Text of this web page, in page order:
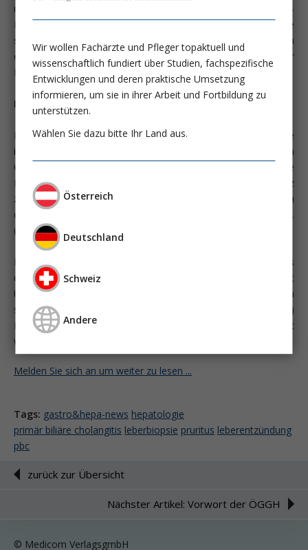
und Therapiealgorithmen hat sich das Management von PBC-
Patient:innen zuletzt deutlich weiterentwickelt. Dies spiegelte
sich auch im heurigen EASL-Kongress in Amsterdam durch
eine Reihe von wissenschaftlichen Beiträgen und prominenter
Positionierung der PBC im Postgraduate Course wider.
Epidemiologie, Diagnose und klinische Präsentation
Die primär biliäre Cholangitis (PBC) ist eine progressive
immun-mediierte destruierende Cholangitis der kleinen
Gallenwege. Epidemiologisch handelt sich um eine seltene
Erkrankung mit einer geographisch unterschiedlichen Prävalenz
zwischen 10 und 40/100.000 und einem Altersgipfel zwischen
dem 40. und 60. Lebensjahr; in 90% der Fälle erkranken Frauen.
(1)
Die genaue Ätiologie und Pathogenese der Erkrankung ist bis
dato nicht bekannt, eine mögliche Assoziation mit
Umweltfaktoren, unterschiedlichen Triggern, dem Mikrobiom
sowie eine genetische Prädisposition werden diskutiert. (2,3)
Die Diagnose der primär biliären Cholangitis kann gestellt
werden, wenn zwei der folgenden drei Kriterien erfüllt sind:
Melden Sie sich an um weiter zu lesen ...
Tags: gastro&hepa-news hepatologie
primär biliäre cholangitis leberbiopsie pruritus leberentzündung
pbc
zurück zur Übersicht
Nächster Artikel: Vorwort der ÖGGH
© Medicom VerlagsgmbH
Wir wollen Fachärzte und Pfleger topaktuell und
wissenschaftlich fundiert über Studien, fachspezifische
Entwicklungen und deren praktische Umsetzung
informieren, um sie in ihrer Arbeit und Fortbildung zu
unterstützen.
Wählen Sie dazu bitte Ihr Land aus.
Österreich
Deutschland
Schweiz
Andere